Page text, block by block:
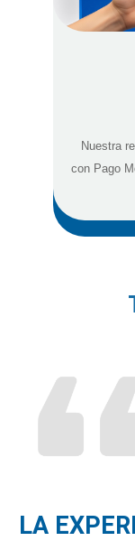
Nuestra
con Pago
LA